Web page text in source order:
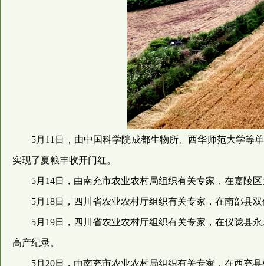
5月11日，由中国科学院成都生物所、西华师范大学等
实现了夏粮丰收开门红。
5月14日，由南充市农业农村局组织有关专家，在嘉陵
5月18日，四川省农业农村厅组织有关专家，在南部县
5月19日，四川省农业农村厅组织有关专家，在仪陇县
高产纪录。
5月20日，由南充市农业农村局组织有关专家，在西充